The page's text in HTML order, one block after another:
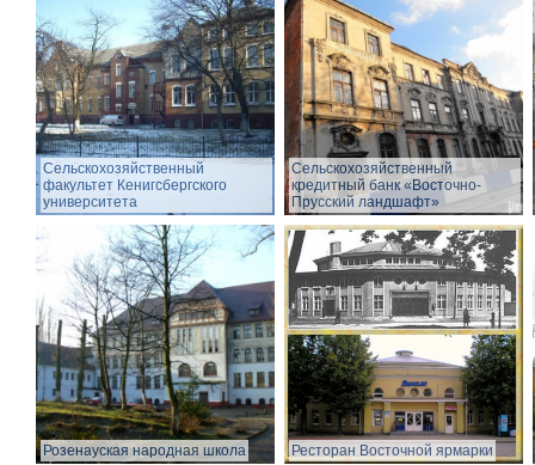
Сельскохозяйственный
факультет Кенигсбергского
университета
Сельскохозяйственный
кредитный банк «Восточно-
Прусский ландшафт»
Розенауская народная школа Ресторан Восточной ярмарки